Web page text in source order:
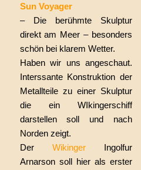
Sun Voyager
– Die berühmte Skulptur
direkt am Meer – besonders
schön bei klarem Wetter.
Haben wir uns angeschaut.
Interssante Konstruktion der
Metallteile zu einer Skulptur
die ein WIkingerschiff
darstellen soll und nach
Norden zeigt.
Der WikingerIngolfur
Arnarson soll hier als erster